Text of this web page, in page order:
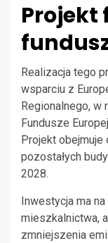
Projekt
Realizacja tego
wsparciu z
Regionalnego, w
Fundusze
Projekt obejmuje
pozostałych
2028.
Inwestycja ma
mieszkalnictwa,
zmniejszenia